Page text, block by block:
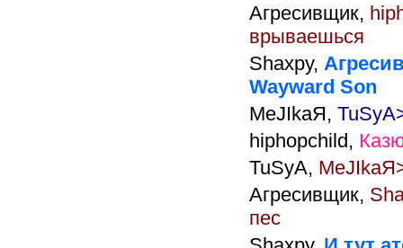
Агресивщик,
врываешься
Shaxpy,
Wayward Son
MeJIkaЯ,
hiphopchild,
TuSyA,
Агресивщик,
пес